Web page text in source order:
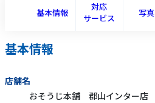
基本情報
対応
サービス
写真
基本情報
店舗名
おそうじ本舗 郡山インター店